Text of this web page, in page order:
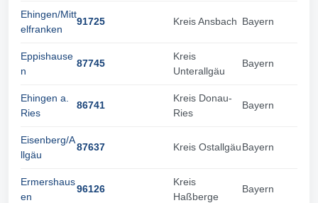
Ehingen/Mitt
elfranken
91725 Kreis Ansbach Bayern
Eppishause
n
87745
Kreis
Unterallgäu
Bayern
Ehingen a.
Ries
86741
Kreis Donau-
Ries
Bayern
Eisenberg/A
llgäu
87637 Kreis OstallgäuBayern
Ermershaus
en
96126
Kreis
Haßberge
Bayern